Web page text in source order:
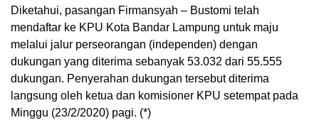
Diketahui, pasangan Firmansyah – Bustomi telah
mendaftar ke KPU Kota Bandar Lampung untuk maju
melalui jalur perseorangan (independen) dengan
dukungan yang diterima sebanyak 53.032 dari 55.555
dukungan. Penyerahan dukungan tersebut diterima
langsung oleh ketua dan komisioner KPU setempat pada
Minggu (23/2/2020) pagi. (*)